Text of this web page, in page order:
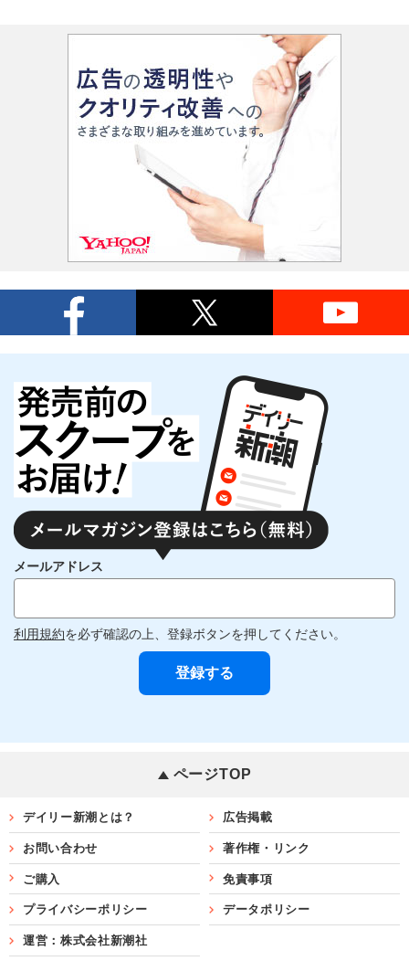
メールアドレス
利用規約を必ず確認の上、登録ボタンを押してください。
ページTOP
デイリー新潮とは？ 広告掲載
お問い合わせ 著作権・リンク
ご購入 免責事項
プライバシーポリシー データポリシー
運営：株式会社新潮社